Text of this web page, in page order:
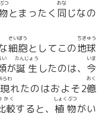
つ
とまったく 同
おな
じなの
細胞
さいぼう
としてこの地球
ちきゅう
い
が誕生
たんじょう
したのは、 今
いま
現
らわ
れたのはおよそ2億
おく
較
かく
すると、 植物
しょくぶつ
がい